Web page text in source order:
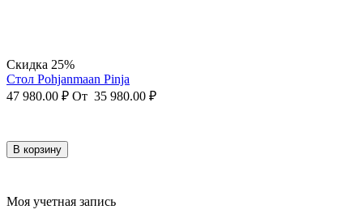
Скидка 25%
Стол Pohjanmaan Pinja
47 980.00 ₽ От 35 980.00 ₽
В корзину
Моя учетная запись